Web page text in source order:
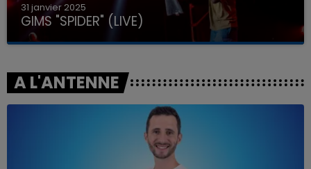
31 janvier 2025
GIMS "SPIDER" (LIVE)
A L'ANTENNE